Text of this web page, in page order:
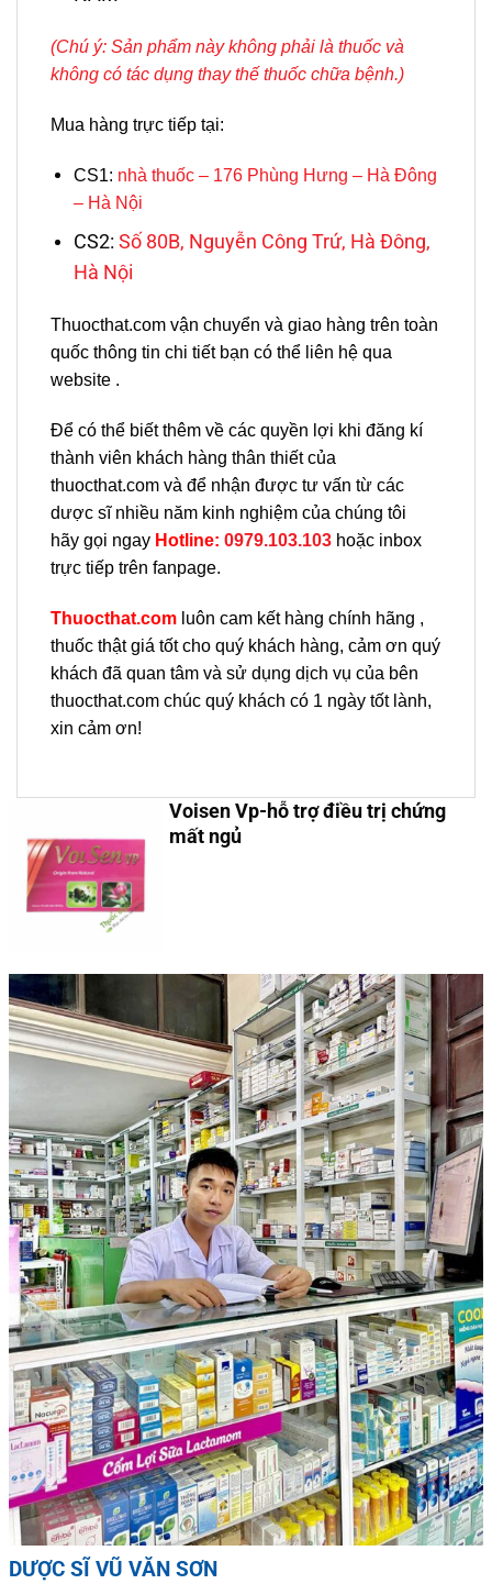
(Chú ý: Sản phẩm này không phải là thuốc và
không có tác dụng thay thế thuốc chữa bệnh.)
Mua hàng trực tiếp tại:
CS1: nhà thuốc – 176 Phùng Hưng – Hà Đông
– Hà Nội
CS2: Số 80B, Nguyễn Công Trứ, Hà Đông,
Hà Nội
Thuocthat.com vận chuyển và giao hàng trên toàn
quốc thông tin chi tiết bạn có thể liên hệ qua
website .
Để có thể biết thêm về các quyền lợi khi đăng kí
thành viên khách hàng thân thiết của
thuocthat.com và để nhận được tư vấn từ các
dược sĩ nhiều năm kinh nghiệm của chúng tôi
hãy gọi ngay Hotline: 0979.103.103 hoặc inbox
trực tiếp trên fanpage.
Thuocthat.com luôn cam kết hàng chính hãng ,
thuốc thật giá tốt cho quý khách hàng, cảm ơn quý
khách đã quan tâm và sử dụng dịch vụ của bên
thuocthat.com chúc quý khách có 1 ngày tốt lành,
xin cảm ơn!
Voisen Vp-hỗ trợ điều trị chứng
mất ngủ
DƯỢC SĨ VŨ VĂN SƠN